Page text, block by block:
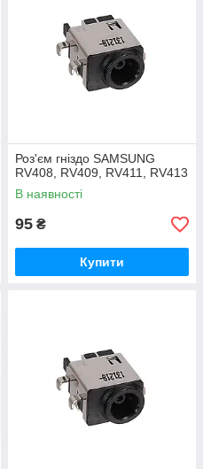
Роз'єм гніздо SAMSUNG
RV408, RV409, RV411, RV413
В наявності
95 ₴
Купити